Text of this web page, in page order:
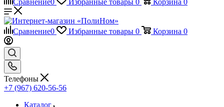
Сравнение0 Избранные товары 0 Корзина 0
Сравнение0 Избранные товары 0 Корзина 0
Телефоны
+7 (967) 620-56-56
Каталог